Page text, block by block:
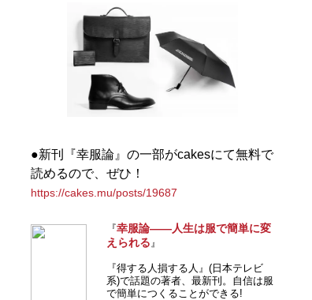
●新刊『幸服論』の一部がcakesにて無料で
読めるので、ぜひ！
https://cakes.mu/posts/19687
『幸服論――人生は服で簡単に変
えられる 』
『得する人損する人』(日本テレビ
系)で話題の著者、最新刊。自信は服
で簡単につくることができる!